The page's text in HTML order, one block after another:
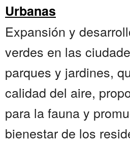
Urbanas
Expansión y
verdes en las
parques y jardines,
calidad del aire,
para la fauna y
bienestar de los